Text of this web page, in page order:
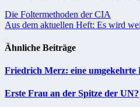
Beitragsnavigation
Die Foltermethoden der CIA
Aus dem aktuellen Heft: Es wird
Ähnliche Beiträge
Friedrich Merz: eine umgekehrte
Erste Frau an der Spitze der UN?